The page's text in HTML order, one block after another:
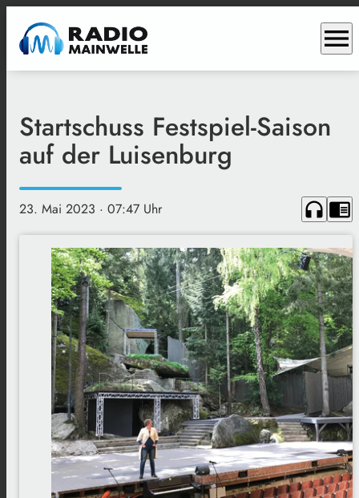
menu
Startschuss Festspiel-Saison
auf der Luisenburg
23. Mai 2023 · 07:47 Uhr headphones chrome_reader_mode